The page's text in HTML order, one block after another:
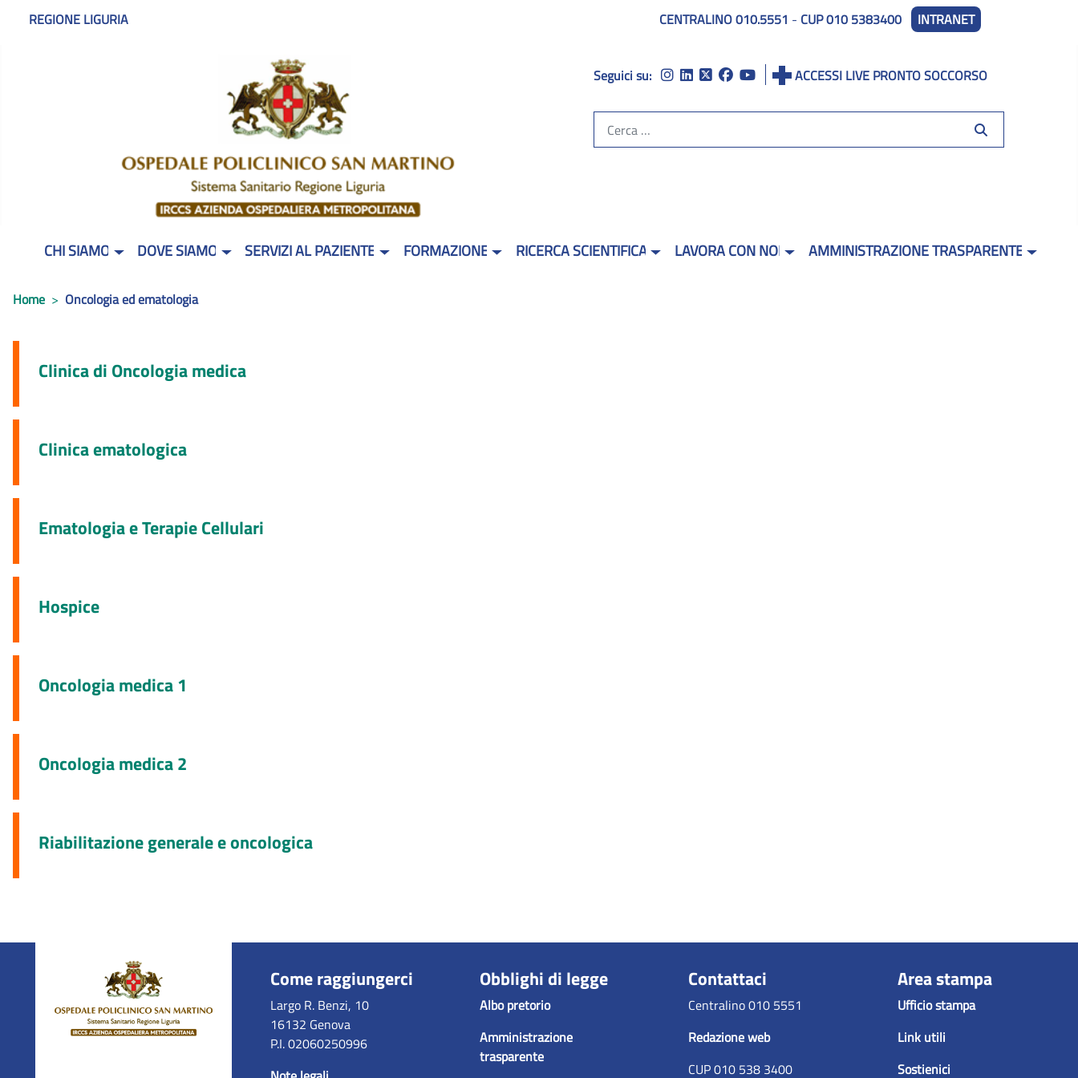
REGIONE LIGURIA CENTRALINO 010.5551 - CUP 010 5383400 INTRANET
Seguici su: ACCESSI LIVE PRONTO SOCCORSO
CHI SIAMO DOVE SIAMO SERVIZI AL PAZIENTE FORMAZIONE RICERCA SCIENTIFICA LAVORA CON NOI AMMINISTRAZIONE TRASPARENTE
Home Oncologia ed ematologia
Clinica di Oncologia medica
Clinica ematologica
Ematologia e Terapie Cellulari
Hospice
Oncologia medica 1
Oncologia medica 2
Riabilitazione generale e oncologica
Come raggiungerci
Largo R. Benzi, 10
16132 Genova
P.I. 02060250996
Obblighi di legge
Albo pretorio
Amministrazione
trasparente
Contattaci
Centralino 010 5551
Redazione web
CUP 010 538 3400
Area stampa
Ufficio stampa
Link utili
Sostienici